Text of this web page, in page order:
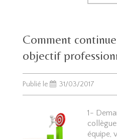
Comment
objectif
Publié le 31/03/2017
1-
équipe,